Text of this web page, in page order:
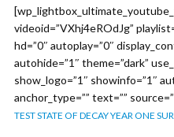
videoid=”VXhj4eROdJg”
hd=”0″ autoplay=”0″
autohide=”1″ theme=”dark”
show_logo=”1″ showinfo=”1″
anchor_type=”” text=””
TEST STATE OF DECAY YEAR ONE